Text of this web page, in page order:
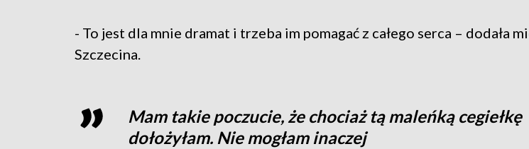
- To jest dla mnie dramat i trzeba im pomagać z całego serca – dodała
Szczecina.
Mam takie poczucie, że chociaż tą maleńką cegiełkę
dołożyłam. Nie mogłam inaczej